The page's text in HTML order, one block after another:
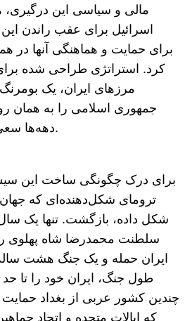
مالی و سیاسی این درگیری،
اسرائیل برای عقب راندن این
برای حمایت و هماهنگی آنها در
کرد. استراتژی طراحی شده
مرزهای ایران، یک
جمهوری اسلامی را به همان
دهه‌ها سعی در اجتناب از آن داشت.
برای درک چگونگی ساخت این
ترومای شکل‌دهنده‌ای که
سلطنت محمدرضا شاه پهلوی
ایران حمله و یک جنگ هشت ساله
طول جنگ، ایران خود را تا
چندین کشور عربی از بغداد
که ایالات متحده و اتحاد